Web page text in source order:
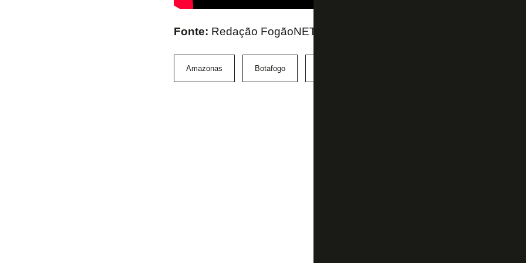
Fonte: Redação FogãoNET
Amazonas Botafogo